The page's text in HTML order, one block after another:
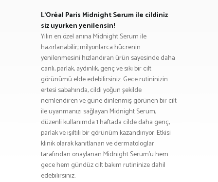
L’Oréal Paris Midnight Serum ile cildiniz
siz uyurken yenilensin!
Yılın en özel anına Midnight Serum ile
hazırlanabilir; milyonlarca hücrenin
yenilenmesini hızlandıran ürün sayesinde daha
canlı, parlak, aydınlık, genç ve sıkı bir cilt
görünümü elde edebilirsiniz. Gece rutininizin
ertesi sabahında, cildi yoğun şekilde
nemlendiren ve güne dinlenmiş görünen bir cilt
ile uyanmanızı sağlayan Midnight Serum,
düzenli kullanımda 1 haftada cilde daha genç,
parlak ve ışıltılı bir görünüm kazandırıyor. Etkisi
klinik olarak kanıtlanan ve dermatologlar
tarafından onaylanan Midnight Serum’u hem
gece hem gündüz cilt bakım rutininize dahil
edebilirsiniz.